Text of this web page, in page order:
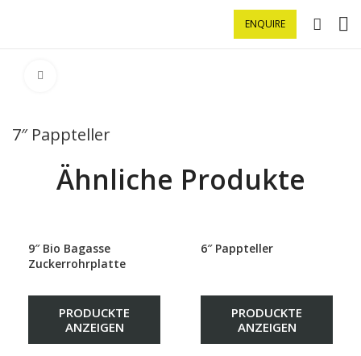
ENQUIRE
7″ Pappteller
Ähnliche Produkte
9″ Bio Bagasse
Zuckerrohrplatte
PRODUCKTE
ANZEIGEN
6″ Pappteller
PRODUCKTE
ANZEIGEN